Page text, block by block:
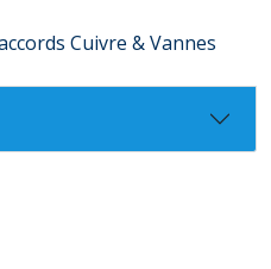
Cuivre & Vannes